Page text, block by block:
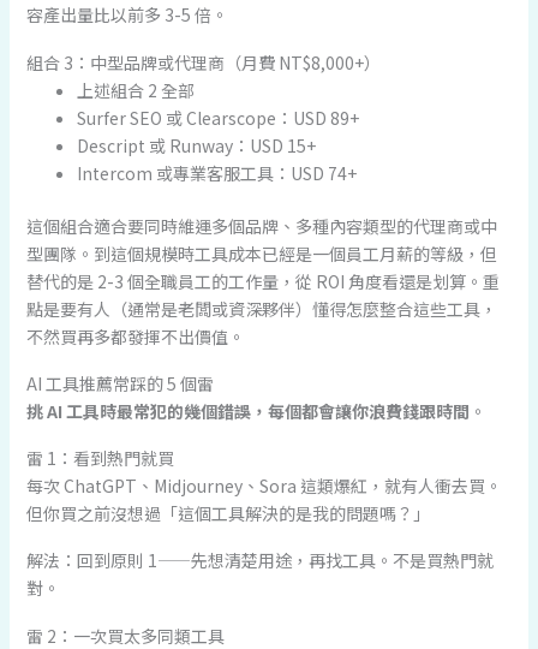
容產出量比以前多 3-5 倍。
組合 3：中型品牌或代理商（月費 NT$8,000+）
上述組合 2 全部
Surfer SEO 或 Clearscope：USD 89+
Descript 或 Runway：USD 15+
Intercom 或專業客服工具：USD 74+
這個組合適合要同時維運多個品牌、多種內容類型的代理商或中
型團隊。到這個規模時工具成本已經是一個員工月薪的等級，但
替代的是 2-3 個全職員工的工作量，從 ROI 角度看還是划算。重
點是要有人（通常是老闆或資深夥伴）懂得怎麼整合這些工具，
不然買再多都發揮不出價值。
AI 工具推薦常踩的 5 個雷
挑 AI 工具時最常犯的幾個錯誤，每個都會讓你浪費錢跟時間 。
雷 1：看到熱門就買
每次 ChatGPT、Midjourney、Sora 這類爆紅，就有人衝去買。
但你買之前沒想過「這個工具解決的是我的問題嗎？」
解法：回到原則 1——先想清楚用途，再找工具。不是買熱門就
對。
雷 2：一次買太多同類工具